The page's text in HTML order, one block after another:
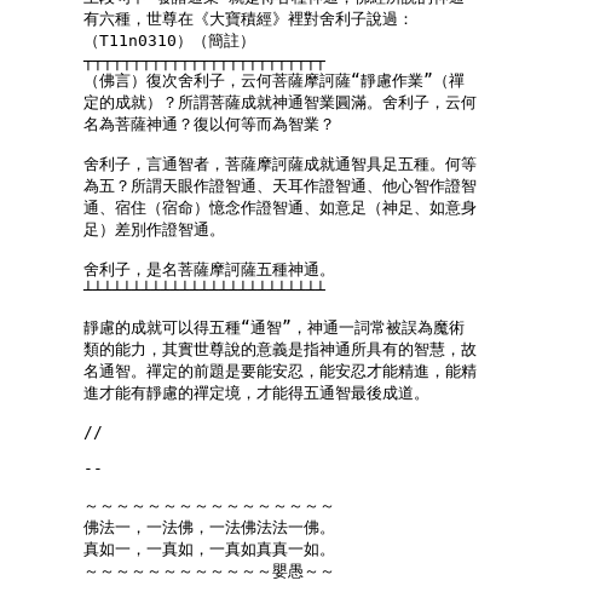
有六種，世尊在《大寶積經》裡對舍利子說過：
（T11n0310）（簡註）
┬┬┬┬┬┬┬┬┬┬┬┬┬┬┬┬┬┬┬┬┬┬┬┬┬
（佛言）復次舍利子，云何菩薩摩訶薩“靜慮作業”（禪
定的成就）？所謂菩薩成就神通智業圓滿。舍利子，云何
名為菩薩神通？復以何等而為智業？
舍利子，言通智者，菩薩摩訶薩成就通智具足五種。何等
為五？所謂天眼作證智通、天耳作證智通、他心智作證智
通、宿住（宿命）憶念作證智通、如意足（神足、如意身
足）差別作證智通。
舍利子，是名菩薩摩訶薩五種神通。
┴┴┴┴┴┴┴┴┴┴┴┴┴┴┴┴┴┴┴┴┴┴┴┴┴
靜慮的成就可以得五種“通智”，神通一詞常被誤為魔術
類的能力，其實世尊說的意義是指神通所具有的智慧，故
名通智。禪定的前題是要能安忍，能安忍才能精進，能精
進才能有靜慮的禪定境，才能得五通智最後成道。
//
--
～～～～～～～～～～～～～～～～
佛法一，一法佛，一法佛法法一佛。
真如一，一真如，一真如真真一如。
～～～～～～～～～～～～嬰愚～～